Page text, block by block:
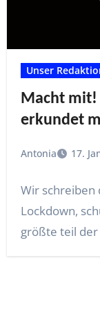
Unser
Macht mit!
erkundet
Antonia 17.
Wir schreiben
Lockdown,
größte teil der